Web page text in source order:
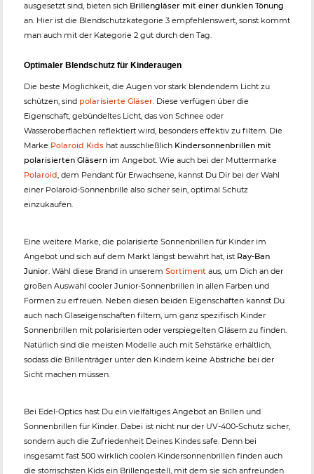
ausgesetzt sind, bieten sich Brillengläser mit einer dunklen Tönung
an. Hier ist die Blendschutzkategorie 3 empfehlenswert, sonst kommt
man auch mit der Kategorie 2 gut durch den Tag.
Optimaler Blendschutz für Kinderaugen
Die beste Möglichkeit, die Augen vor stark blendendem Licht zu
schützen, sind polarisierte Gläser. Diese verfügen über die
Eigenschaft, gebündeltes Licht, das von Schnee oder
Wasseroberflächen reflektiert wird, besonders effektiv zu filtern. Die
Marke Polaroid Kids hat ausschließlich Kindersonnenbrillen mit
polarisierten Gläsern im Angebot. Wie auch bei der Muttermarke
Polaroid, dem Pendant für Erwachsene, kannst Du Dir bei der Wahl
einer Polaroid-Sonnenbrille also sicher sein, optimal Schutz
einzukaufen.
Eine weitere Marke, die polarisierte Sonnenbrillen für Kinder im
Angebot und sich auf dem Markt längst bewährt hat, ist Ray-Ban
Junior. Wähl diese Brand in unserem Sortiment aus, um Dich an der
großen Auswahl cooler Junior-Sonnenbrillen in allen Farben und
Formen zu erfreuen. Neben diesen beiden Eigenschaften kannst Du
auch nach Glaseigenschaften filtern, um ganz spezifisch Kinder
Sonnenbrillen mit polarisierten oder verspiegelten Gläsern zu finden.
Natürlich sind die meisten Modelle auch mit Sehstärke erhältlich,
sodass die Brillenträger unter den Kindern keine Abstriche bei der
Sicht machen müssen.
Bei Edel-Optics hast Du ein vielfältiges Angebot an Brillen und
Sonnenbrillen für Kinder. Dabei ist nicht nur der UV-400-Schutz sicher,
sondern auch die Zufriedenheit Deines Kindes safe. Denn bei
insgesamt fast 500 wirklich coolen Kindersonnenbrillen finden auch
die störrischsten Kids ein Brillengestell, mit dem sie sich anfreunden